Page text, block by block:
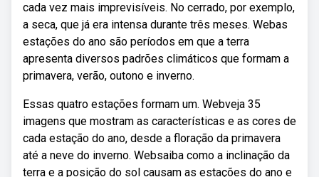
cada vez mais imprevisíveis. No cerrado, por exemplo,
a seca, que já era intensa durante três meses. Webas
estações do ano são períodos em que a terra
apresenta diversos padrões climáticos que formam a
primavera, verão, outono e inverno.
Essas quatro estações formam um. Webveja 35
imagens que mostram as características e as cores de
cada estação do ano, desde a floração da primavera
até a neve do inverno. Websaiba como a inclinação da
terra e a posição do sol causam as estações do ano e